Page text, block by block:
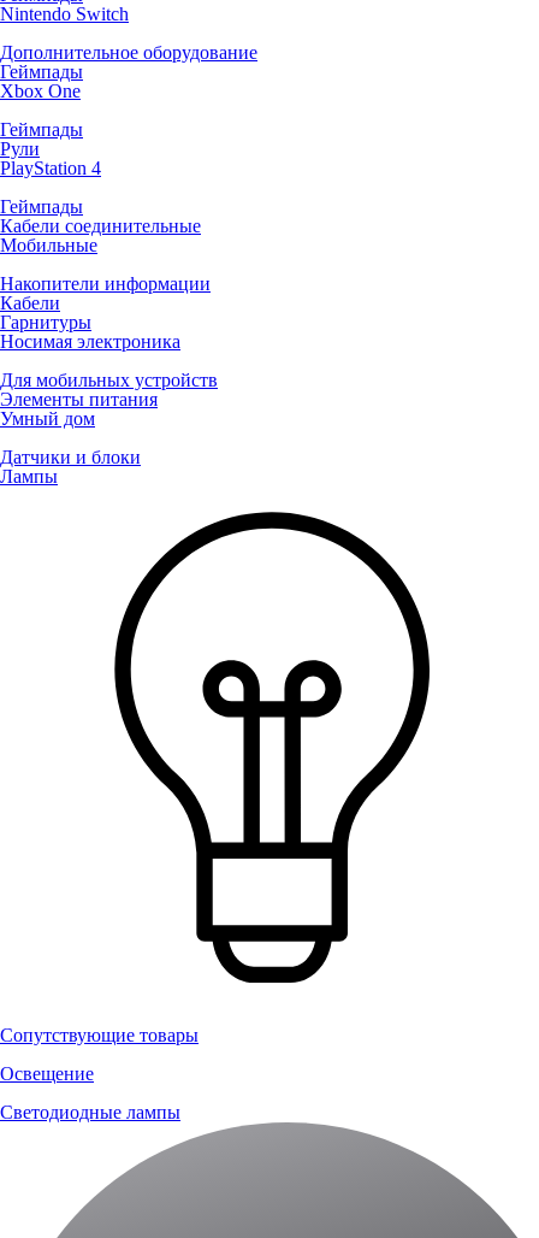
Nintendo Switch
Дополнительное оборудование
Геймпады
Xbox One
Геймпады
Рули
PlayStation 4
Геймпады
Кабели соединительные
Мобильные
Накопители информации
Кабели
Гарнитуры
Носимая электроника
Для мобильных устройств
Элементы питания
Умный дом
Датчики и блоки
Лампы
Сопутствующие товары
Освещение
Светодиодные лампы